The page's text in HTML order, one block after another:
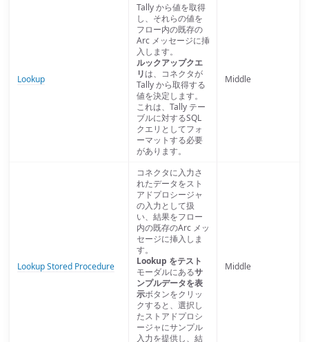
Lookup
Tally から値を取得
し、それらの値を
フロー内の既存の
Arc メッセージに挿
入します。
ルックアップクエ
リは、コネクタが
Tally から取得する
値を決定します。
これは、Tally テー
ブルに対するSQL
クエリとしてフォ
ーマットする必要
があります。
Middle
Lookup Stored Procedure
コネクタに入力さ
れたデータをスト
アドプロシージャ
の入力として扱
い、結果をフロー
内の既存のArc メッ
セージに挿入しま
す。
Lookup をテスト
モーダルにあるサ
ンプルデータを表
示ボタンをクリッ
クすると、選択し
たストアドプロシ
ージャにサンプル
入力を提供し、結
Middle